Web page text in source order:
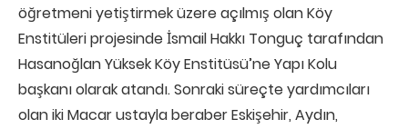
öğretmeni yetiştirmek üzere açılmış olan Köy
Enstitüleri projesinde İsmail Hakkı Tonguç tarafından
Hasanoğlan Yüksek Köy Enstitüsü’ne Yapı Kolu
başkanı olarak atandı. Sonraki süreçte yardımcıları
olan iki Macar ustayla beraber Eskişehir, Aydın,